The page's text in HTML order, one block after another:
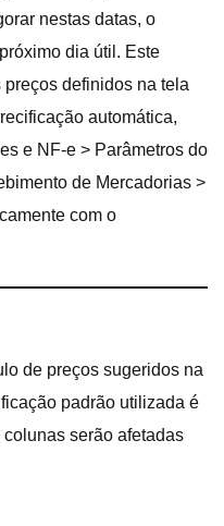
nestas datas, o
dia útil. Este
definidos na tela
automática,
e NF-e > Parâmetros do
de Mercadorias >
com o
de preços sugeridos na
padrão utilizada é
serão afetadas